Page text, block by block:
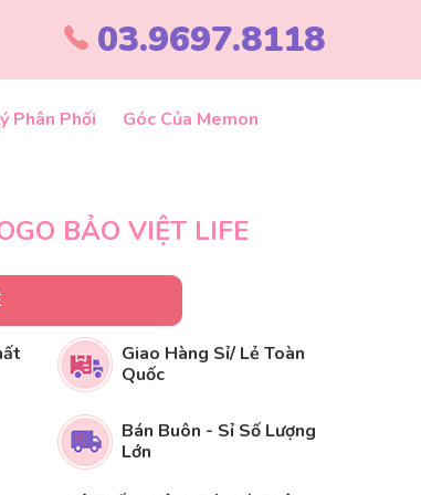
03.9697.8118
Phân Phối Góc Của Memon
BẢO VIỆT LIFE
Giao Hàng Sỉ/ Lẻ Toàn
Quốc
Bán Buôn - Sỉ Số Lượng
Lớn